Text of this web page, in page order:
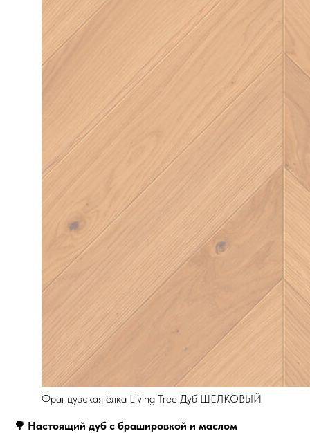
Французская ёлка Living Tree Дуб ШЕЛКОВЫЙ
🌳 Настоящий дуб с брашировкой и маслом